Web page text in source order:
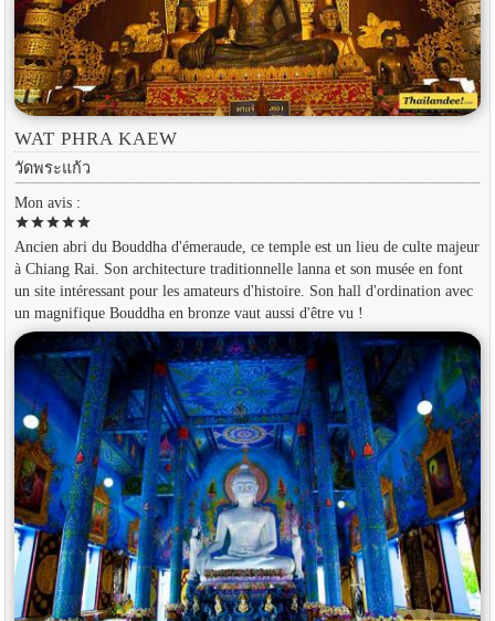
WAT PHRA KAEW
วัดพระแก้ว
Mon avis :
starstarstarstarstar
Ancien abri du Bouddha d'émeraude, ce temple est un lieu de culte majeur
à Chiang Rai. Son architecture traditionnelle lanna et son musée en font
un site intéressant pour les amateurs d'histoire. Son hall d'ordination avec
un magnifique Bouddha en bronze vaut aussi d'être vu !